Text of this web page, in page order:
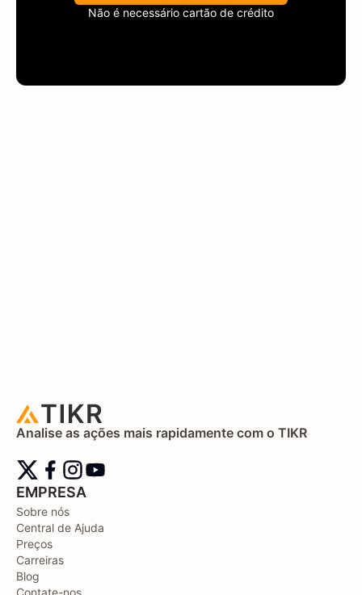
Não é necessário cartão de crédito
Analise as ações mais rapidamente com o TIKR
EMPRESA
Sobre nós
Central de Ajuda
Preços
Carreiras
Blog
Contate-nos